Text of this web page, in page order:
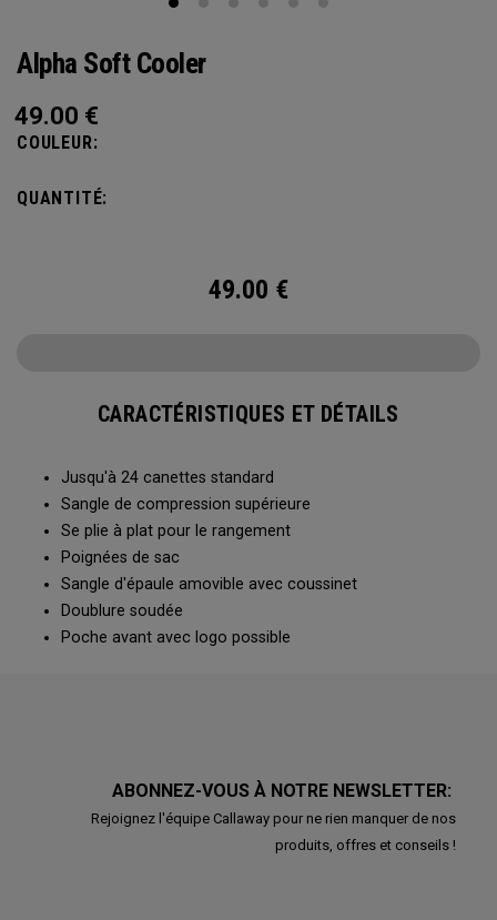
Alpha Soft Cooler
49.00 €
COULEUR:
QUANTITÉ:
49.00 €
CARACTÉRISTIQUES ET DÉTAILS
Jusqu'à 24 canettes standard
Sangle de compression supérieure
Se plie à plat pour le rangement
Poignées de sac
Sangle d'épaule amovible avec coussinet
Doublure soudée
Poche avant avec logo possible
ABONNEZ-VOUS À NOTRE NEWSLETTER:
Rejoignez l'équipe Callaway pour ne rien manquer de nos
produits, offres et conseils !